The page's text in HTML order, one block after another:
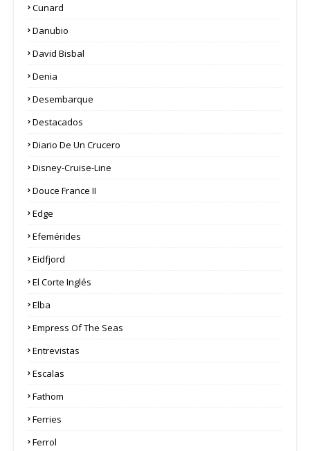
Cunard
Danubio
David Bisbal
Denia
Desembarque
Destacados
Diario De Un Crucero
Disney-Cruise-Line
Douce France II
Edge
Efemérides
Eidfjord
El Corte Inglés
Elba
Empress Of The Seas
Entrevistas
Escalas
Fathom
Ferries
Ferrol